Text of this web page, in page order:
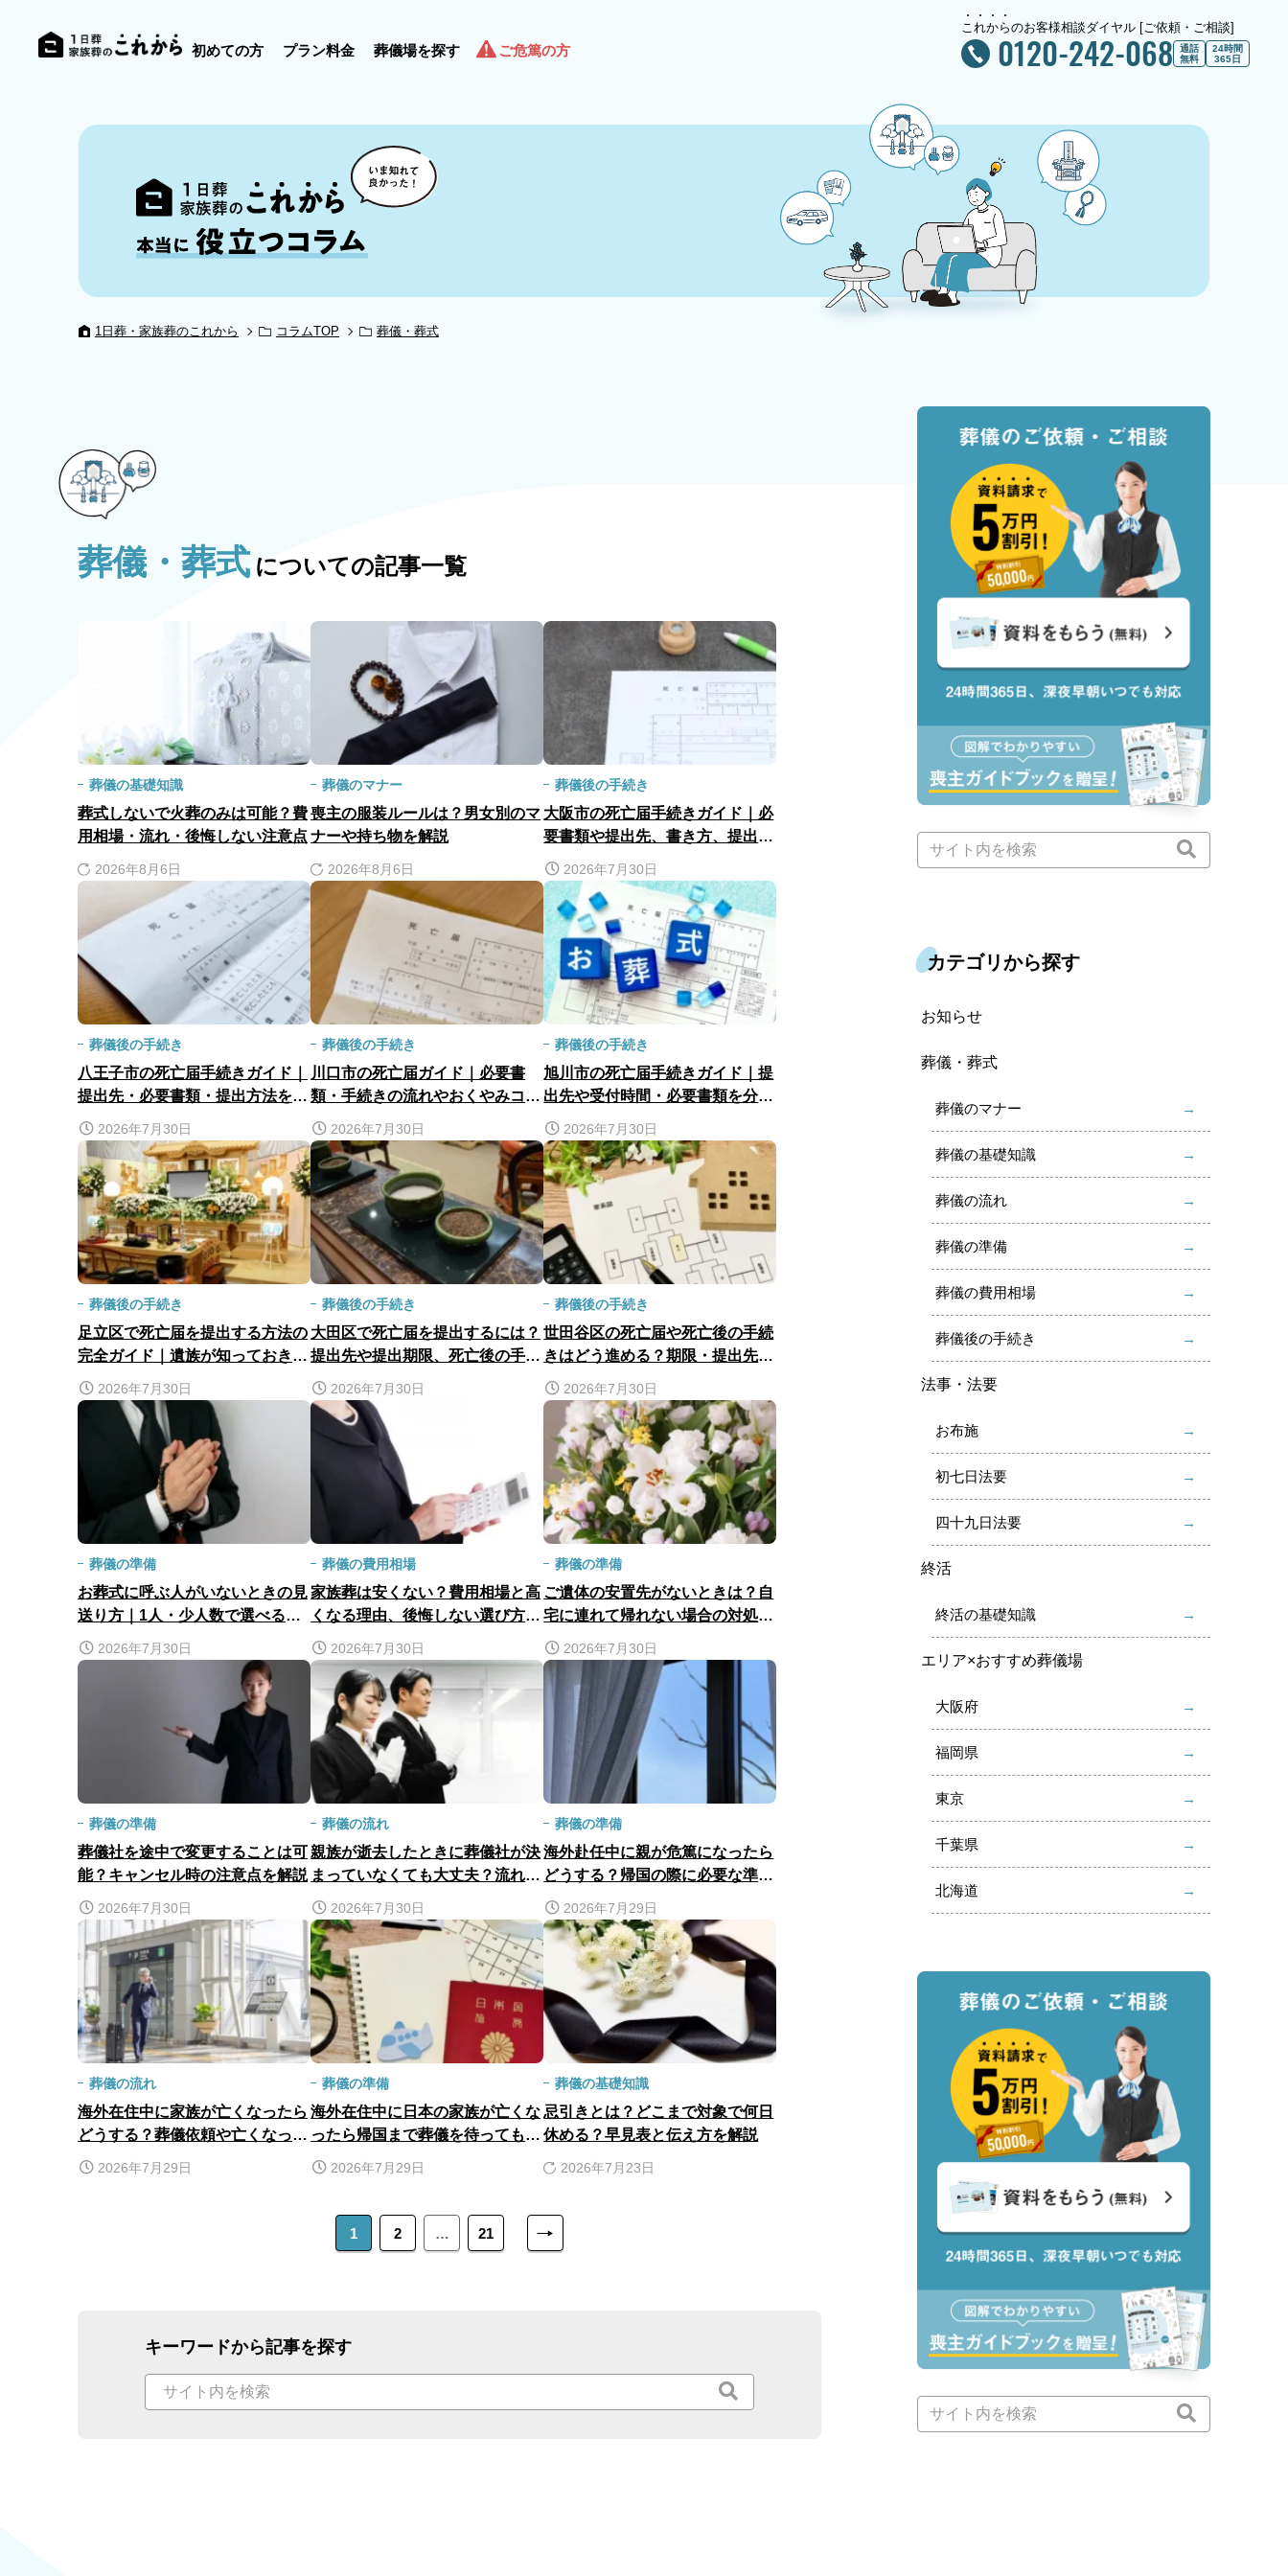
初めての方 プラン料金 葬儀場を探す ご危篤の方
こ れからのお客様相談ダイヤル [ご依頼・ご相談]
0120-242-068
通話
無料
24時間
365日
1日葬・家族葬のこれから コラムTOP 葬儀・葬式
葬儀・葬式 についての記事一覧
葬儀の基礎知識
葬式しないで火葬のみは可能？費
用相場・流れ・後悔しない注意点
2026年8月6日
葬儀のマナー
喪主の服装ルールは？男女別のマ
ナーや持ち物を解説
2026年8月6日
葬儀後の手続き
大阪市の死亡届手続きガイド｜必
要書類や提出先、書き方、提出後
の手続きをまとめて解説
2026年7月30日
葬儀後の手続き
八王子市の死亡届手続きガイド｜
提出先・必要書類・提出方法を分
かりやすく解説
2026年7月30日
葬儀後の手続き
川口市の死亡届ガイド｜必要書
類・手続きの流れやおくやみコー
ナーの利用方法も紹介
2026年7月30日
葬儀後の手続き
旭川市の死亡届手続きガイド｜提
出先や受付時間・必要書類を分か
りやすく解説
2026年7月30日
葬儀後の手続き
足立区で死亡届を提出する方法の
完全ガイド｜遺族が知っておきた
い手続きの流れを解説
2026年7月30日
葬儀後の手続き
大田区で死亡届を提出するには？
提出先や提出期限、死亡後の手続
きまで詳しく解説
2026年7月30日
葬儀後の手続き
世田谷区の死亡届や死亡後の手続
きはどう進める？期限・提出先に
ついて解説
2026年7月30日
葬儀の準備
お葬式に呼ぶ人がいないときの見
送り方｜1人・少人数で選べる葬
儀形式を解説
2026年7月30日
葬儀の費用相場
家族葬は安くない？費用相場と高
くなる理由、後悔しない選び方を
解説
2026年7月30日
葬儀の準備
ご遺体の安置先がないときは？自
宅に連れて帰れない場合の対処法
と費用相場
2026年7月30日
葬儀の準備
葬儀社を途中で変更することは可
能？キャンセル時の注意点を解説
2026年7月30日
葬儀の流れ
親族が逝去したときに葬儀社が決
まっていなくても大丈夫？流れや
選び方、注意点を解説
2026年7月30日
葬儀の準備
海外赴任中に親が危篤になったら
どうする？帰国の際に必要な準備
や緊急一時帰国費用補償について
解説
2026年7月29日
葬儀の流れ
海外在住中に家族が亡くなったら
どうする？葬儀依頼や亡くなって
からの流れを解説
2026年7月29日
葬儀の準備
海外在住中に日本の家族が亡くな
ったら帰国まで葬儀を待ってもら
える？葬儀日程の目安や必要な準
2026年7月29日
葬儀の基礎知識
忌引きとは？どこまで対象で何日
休める？早見表と伝え方を解説
2026年7月23日
1 2 … 21 次
キーワードから記事を探す
カテゴリから探す
お知らせ
葬儀・葬式
葬儀のマナー
葬儀の基礎知識
葬儀の流れ
葬儀の準備
葬儀の費用相場
葬儀後の手続き
法事・法要
お布施
初七日法要
四十九日法要
終活
終活の基礎知識
エリア×おすすめ葬儀場
大阪府
福岡県
東京
千葉県
北海道